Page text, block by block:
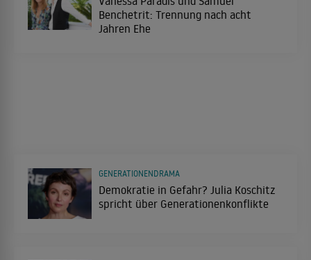
Benchetrit: Trennung nach acht
Jahren Ehe
Demokratie in Gefahr? Julia Koschitz
spricht über Generationenkonflikte
GENERATIONENDRAMA